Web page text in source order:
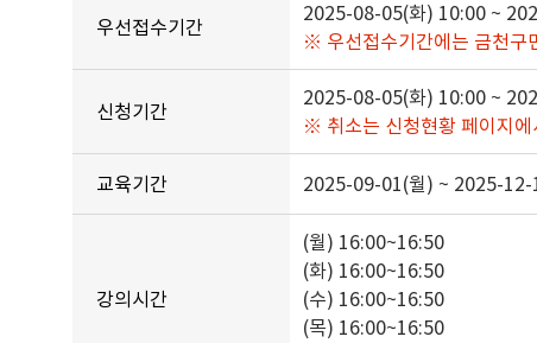
우선접수기간
2025-08-05(화) 10:00 ~
※ 우선접수기간에는 금천구
신청기간
2025-08-05(화) 10:00 ~
※ 취소는 신청현황 페이지
교육기간 2025-09-01(월) ~ 2025-12-
강의시간
(월) 16:00~16:50
(화) 16:00~16:50
(수) 16:00~16:50
(목) 16:00~16:50